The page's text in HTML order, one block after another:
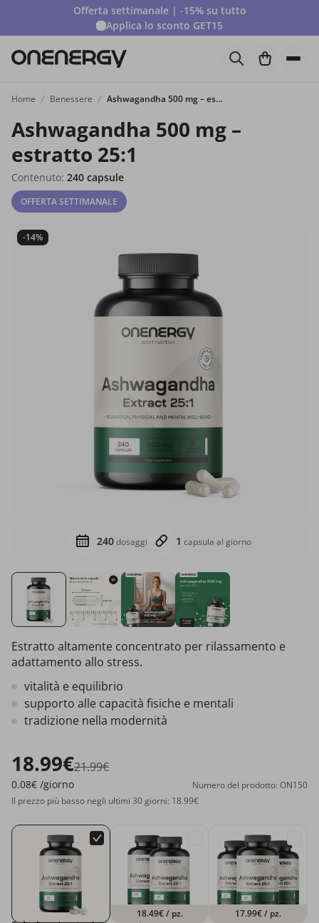
Offerta settimanale | -15% su tutto
Applica lo sconto GET15
Home Benessere Ashwagandha 500 mg – estratto 25:1
Ashwagandha 500 mg –
estratto 25:1
Contenuto: 240 capsule
OFFERTA SETTIMANALE
-14%
240dosaggi 1 capsula al giorno
Estratto altamente concentrato per rilassamento e
adattamento allo stress.
vitalità e equilibrio
supporto alle capacità fisiche e mentali
tradizione nella modernità
18.99€21.99€
0.08€ /giorno
Numero del prodotto: ON150
Il prezzo più basso negli ultimi 30 giorni: 18.99€
18.49€/ pz. 17.99€/ pz.